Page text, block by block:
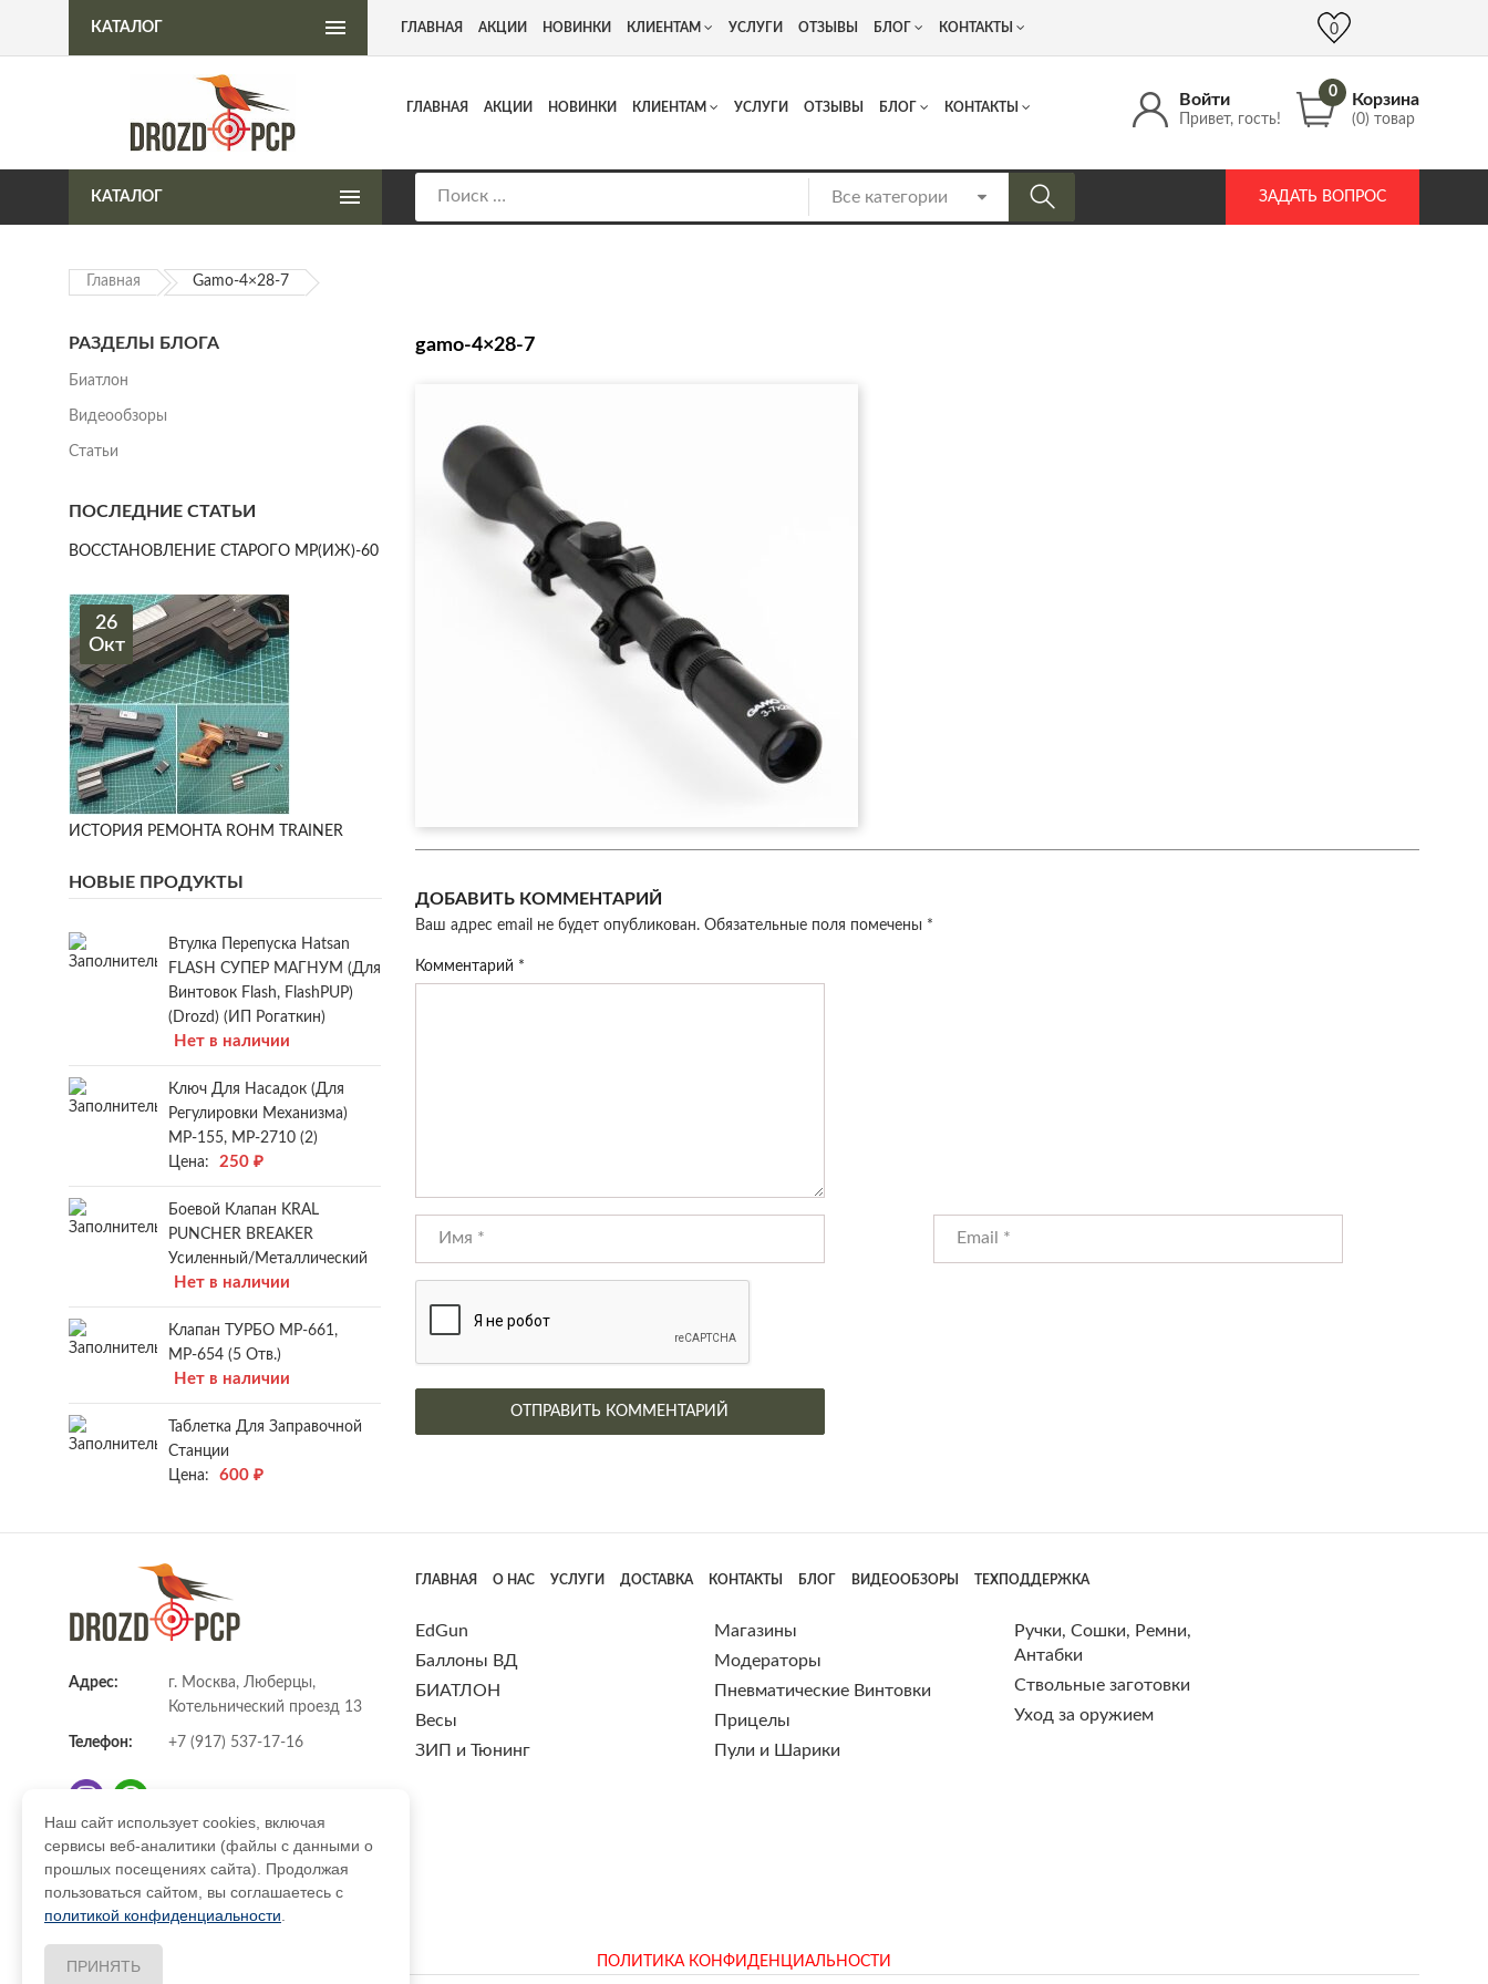
Интернет-магазин пневматического оружия Адрес: г. Москва, Люберцы, Котельнический проезд 13 +7 (917) 537 17 16 info@DrozdPcp.ru
Войти
Привет, гость!
0 Корзина
(0) товар
ГЛАВНАЯ АКЦИИ НОВИНКИ КЛИЕНТАМ УСЛУГИ ОТЗЫВЫ БЛОГ КОНТАКТЫ
КАТАЛОГ ЗАДАТЬ ВОПРОС
КАТАЛОГ ГЛАВНАЯ АКЦИИ НОВИНКИ КЛИЕНТАМ УСЛУГИ ОТЗЫВЫ БЛОГ КОНТАКТЫ 0
Главная Gamo-4×28-7
gamo-4×28-7
ДОБАВИТЬ КОММЕНТАРИЙ
Ваш адрес email не будет опубликован. Обязательные поля помечены *
Комментарий *
РАЗДЕЛЫ БЛОГА
Биатлон
Видеообзоры
Статьи
ПОСЛЕДНИЕ СТАТЬИ
ВОССТАНОВЛЕНИЕ СТАРОГО МР(ИЖ)-60
26
Окт
ИСТОРИЯ РЕМОНТА ROHM TRAINER
НОВЫЕ ПРОДУКТЫ
Втулка Перепуска Hatsan
FLASH СУПЕР МАГНУМ (для
Винтовок Flash, FlashPUP)
(Drozd) (ИП Рогаткин)
Нет в наличии
Ключ Для Насадок (для
Регулировки Механизма)
МР-155, МР-2710 (2)
Цена:
250 ₽
Боевой Клапан KRAL
PUNCHER BREAKER
Усиленный/металлический
Нет в наличии
Клапан ТУРБО МР-661,
МР-654 (5 Отв.)
Нет в наличии
Таблетка Для Заправочной
Станции
Цена:
600 ₽
Адрес:
г. Москва, Люберцы,
Котельнический проезд 13
Телефон: +7 (917) 537-17-16
E-mail: info@DrozdPcp.ru
ГЛАВНАЯ О НАС УСЛУГИ ДОСТАВКА КОНТАКТЫ БЛОГ ВИДЕООБЗОРЫ ТЕХПОДДЕРЖКА
EdGun
Баллоны ВД
БИАТЛОН
Весы
ЗИП и Тюнинг
Магазины
Модераторы
Пневматические Винтовки
Прицелы
Пули и Шарики
Ручки, Сошки, Ремни,
Антабки
Ствольные заготовки
Уход за оружием
ПОЛИТИКА КОНФИДЕНЦИАЛЬНОСТИ
Наш сайт использует cookies, включая
сервисы веб-аналитики (файлы с данными о
прошлых посещениях сайта). Продолжая
пользоваться сайтом, вы соглашаетесь с
политикой конфиденциальности
ПРИНЯТЬ